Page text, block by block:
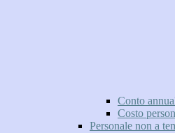
Conto
Costo
Personale non a